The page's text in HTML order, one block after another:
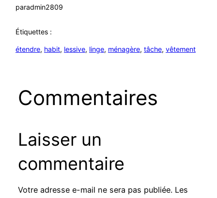
paradmin2809
Étiquettes :
étendre, habit, lessive, linge, ménagère, tâche, vêtement
Commentaires
Laisser un
commentaire
Votre adresse e-mail ne sera pas publiée. Les